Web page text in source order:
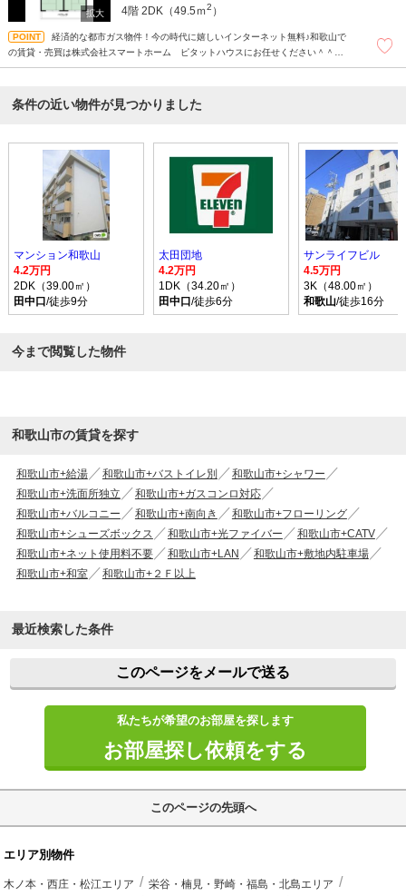
4階 2DK（49.5ｍ2 ）
経済的な都市ガス物件！今の時代に嬉しいインターネット無料♪和歌山で
の賃貸・売買は株式会社スマートホーム ピタットハウスにお任せください＾＾現
条件の近い物件が見つかりました
マンション和歌山
4.2万円
2DK（39.00㎡）
田中口 /徒歩9分
太田団地
4.2万円
1DK（34.20㎡）
田中口 /徒歩6分
サンライフビル
4.5万円
3K（48.00㎡）
和歌山/徒歩16分
今まで閲覧した物件
和歌山市の賃貸を探す
和歌山市+給湯 和歌山市+バストイレ別
和歌山市+シャワー
和歌山市+洗面所独立
和歌山市+ガスコンロ対応
和歌山市+バルコニー
和歌山市+南向き
和歌山市+フローリング
和歌山市+シューズボックス
和歌山市+光ファイバー
和歌山市+CATV
和歌山市+ネット使用料不要
和歌山市+LAN
和歌山市+敷地内駐車場
和歌山市+和室
和歌山市+２Ｆ以上
最近検索した条件
このページをメールで送る
私たちが希望のお部屋を探します
お部屋探し依頼をする
このページの先頭へ
エリア別物件
木ノ本・西庄・松江エリア
栄谷・楠見・野崎・福島・北島エリア